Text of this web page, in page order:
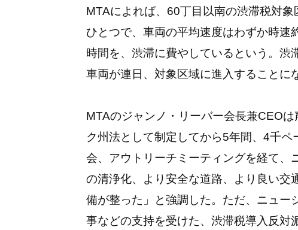
MTAによれば、 60丁目以南の渋滞税対
ひとつで、車両の平均速度はわずか時速
時間を、渋滞に費やしているという。渋
車両が連日、対象区域に進入することに
MTAのジャンノ・リーバー会長兼CEOは
ク州法として制定してから5年間、 4千ペ
会、アウトリーチミーティングを経て、
の清浄化、より安全な道路、より良い交
備が整った」と強調した。ただ、ニュー
事などの支持を受けた、渋滞税導入反対